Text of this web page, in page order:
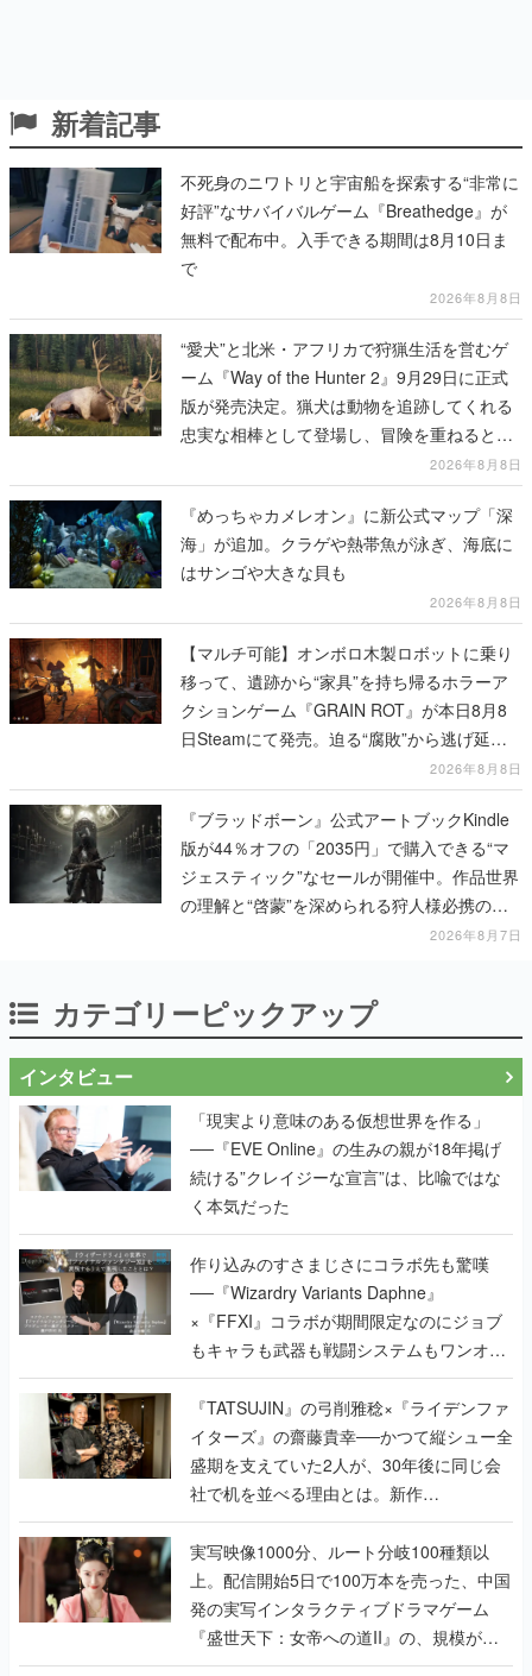
新着記事
不死身のニワトリと宇宙船を探索する“非常に
好評”なサバイバルゲーム『Breathedge』が
無料で配布中。入手できる期間は8月10日ま
で
2026年8月8日
“愛犬”と北米・アフリカで狩猟生活を営むゲ
ーム『Way of the Hunter 2』9月29日に正式
版が発売決定。猟犬は動物を追跡してくれる
忠実な相棒として登場し、冒険を重ねると成
2026年8月8日
『めっちゃカメレオン』に新公式マップ「深
海」が追加。クラゲや熱帯魚が泳ぎ、海底に
はサンゴや大きな貝も
2026年8月8日
【マルチ可能】オンボロ木製ロボットに乗り
移って、遺跡から“家具”を持ち帰るホラーア
クションゲーム『GRAIN ROT』が本日8月8
日Steamにて発売。迫る“腐敗”から逃げ延
2026年8月8日
『ブラッドボーン』公式アートブックKindle
版が44％オフの「2035円」で購入できる“マ
ジェスティック”なセールが開催中。作品世界
の理解と“啓蒙”を深められる狩人様必携の一
2026年8月7日
カテゴリーピックアップ
インタビュー
「現実より意味のある仮想世界を作る」
──『EVE Online』の生みの親が18年掲げ
続ける”クレイジーな宣言”は、比喩ではな
く本気だった
作り込みのすさまじさにコラボ先も驚嘆
──『Wizardry Variants Daphne』
×『FFXI』コラボが期間限定なのにジョブ
もキャラも武器も戦闘システムもワンオフ
で作り込まれた理由を両ディレクターに聞
く
『TATSUJIN』の弓削雅稔×『ライデンファ
イターズ』の齋藤貴幸──かつて縦シュー全
盛期を支えていた2人が、30年後に同じ会
社で机を並べる理由とは。新作
『TATSUJIN EXTREME』で初タッグを組
んだレジェンド2人に訊く開発秘話
実写映像1000分、ルート分岐100種類以
上。配信開始5日で100万本を売った、中国
発の実写インタラクティブドラマゲーム
『盛世天下：女帝への道II』の、規模が違
うこだわりをプロデューサーに聞いた